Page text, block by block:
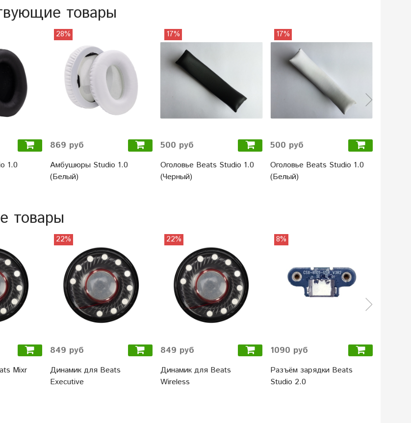
товары
1.0
28%
869 руб
Амбушюры Studio 1.0
(Белый)
17%
500 руб
Оголовье Beats Studio 1.0
(Черный)
17%
500 руб
Оголовье Beats Studio 1.0
(Белый)
товары
Mixr
22%
849 руб
Динамик для Beats
Executive
22%
849 руб
Динамик для Beats
Wireless
8%
1090 руб
Разъём зарядки Beats
Studio 2.0